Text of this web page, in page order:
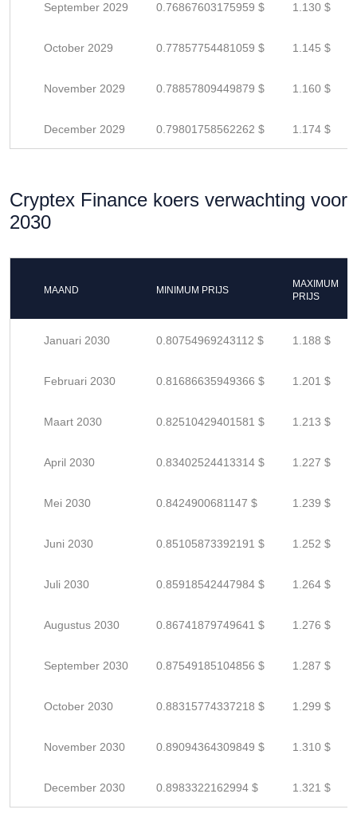
September 2029 0.76867603175959 $ 1.130 $
October 2029 0.77857754481059 $ 1.145 $
November 2029 0.78857809449879 $ 1.160 $
December 2029 0.79801758562262 $ 1.174 $
Cryptex Finance koers verwachting voor
2030
MAAND MINIMUM PRIJS
MAXIMUM
PRIJS
Januari 2030 0.80754969243112 $ 1.188 $
Februari 2030 0.81686635949366 $ 1.201 $
Maart 2030 0.82510429401581 $ 1.213 $
April 2030 0.83402524413314 $ 1.227 $
Mei 2030 0.8424900681147 $ 1.239 $
Juni 2030 0.85105873392191 $ 1.252 $
Juli 2030 0.85918542447984 $ 1.264 $
Augustus 2030 0.86741879749641 $ 1.276 $
September 2030 0.87549185104856 $ 1.287 $
October 2030 0.88315774337218 $ 1.299 $
November 2030 0.89094364309849 $ 1.310 $
December 2030 0.8983322162994 $ 1.321 $